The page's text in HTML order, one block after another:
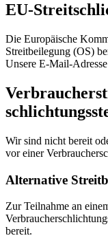
EU-
Die Europäische
Streitbeilegung (OS)
Unsere E-Mail-
Wir sind nicht bereit
vor einer
Alternative
Zur Teilnahme an
bereit.